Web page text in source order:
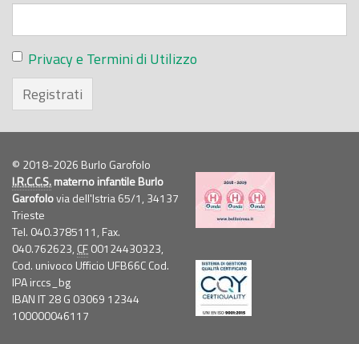
Privacy e Termini di Utilizzo
Registrati
© 2018-2026 Burlo Garofolo
I.R.C.C.S.materno infantile Burlo
Garofolovia dell'Istria 65/1, 34137
Trieste
Tel. 040.3785111, Fax.
040.762623, CF00124430323,
Cod. univoco Ufficio UFB66C Cod.
IPA irccs_bg
IBAN IT 28 G 03069 12344
100000046117